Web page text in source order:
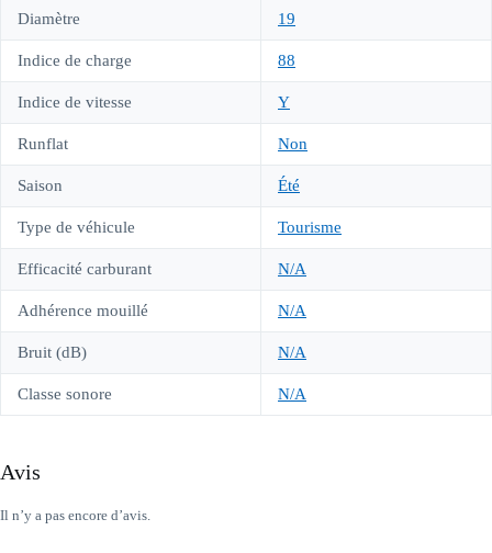
Diamètre 19
Indice de charge 88
Indice de vitesse Y
Runflat Non
Saison Été
Type de véhicule Tourisme
Efficacité carburant N/A
Adhérence mouillé N/A
Bruit (dB) N/A
Classe sonore N/A
Avis
Il n’y a pas encore d’avis.